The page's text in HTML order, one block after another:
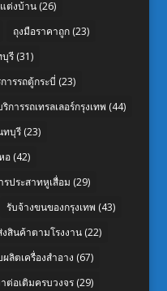
ต่งบ้าน(26)
ถุงมือราคาถูก(23)
รี(31)
ารรถตู้กระบี่ (23)
การรถเทรลเลอร์กรุงเทพ (44)
บุรี(23)
อ(42)
รประสาทหูเสื่อม (29)
รับจ้างขนของกรุงเทพ (43)
สินค้าตามโรงงาน(22)
ผลิตเครื่องสำอาง (67)
ต่อเติมครบวงจร(29)